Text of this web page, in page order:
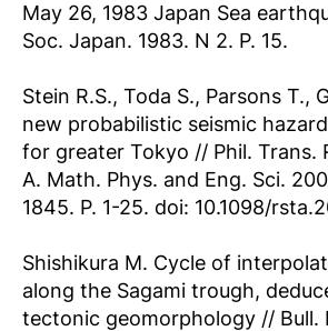
May 26, 1983 Japan Sea
Soc. Japan. 1983. N 2. P. 15.
Stein R.S., Toda S., Parsons T.,
new probabilistic seismic
for greater Tokyo // Phil. Trans.
A. Math. Phys. and Eng. Sci.
1845. P. 1-25. doi: 10.1098/
Shishikura M. Cycle of
along the Sagami trough,
tectonic geomorphology // Bull.